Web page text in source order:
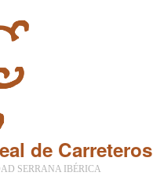
de Carreteros
SERRANA IBÉRICA